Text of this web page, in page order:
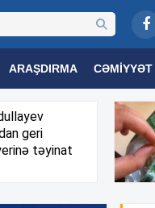
ARAŞDIRMA CƏMIYYƏT
TRIBUNA TV
geri
təyinat